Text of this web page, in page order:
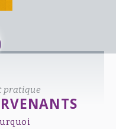
pratique